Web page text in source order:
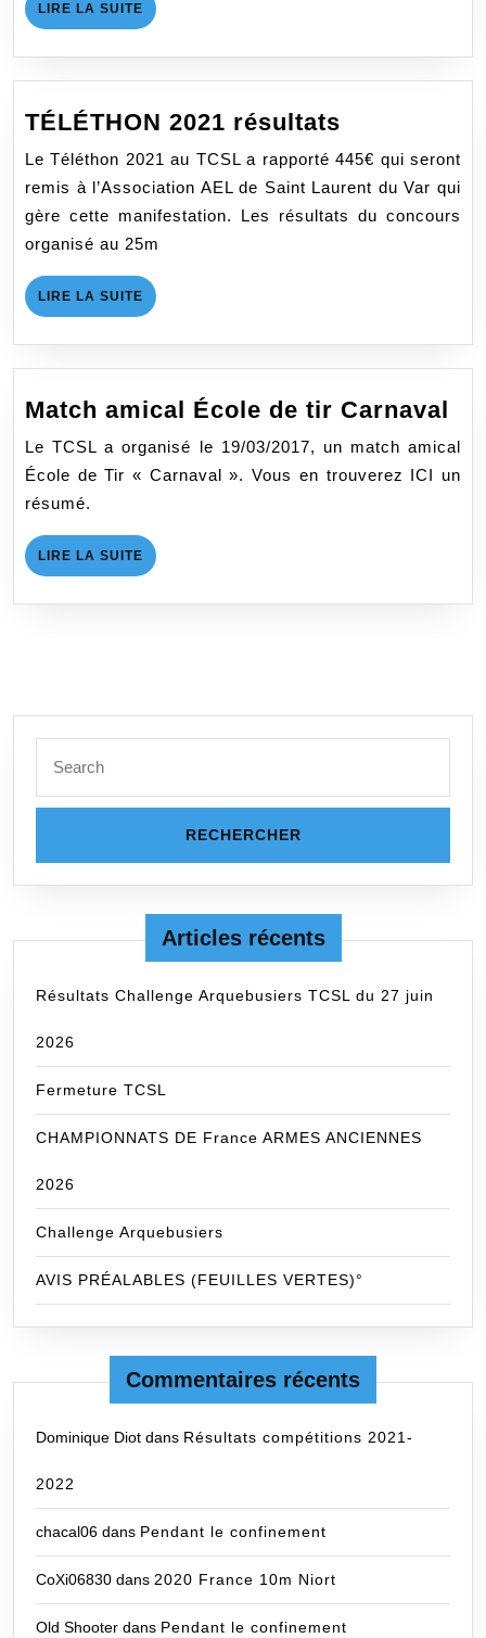
LIRE LA SUITE LIRE
LA
TÉLÉTHON 2021 résultats
2021
résultats
Le Téléthon 2021 au TCSL a rapporté 445€ qui seront
remis à l’Association AEL de Saint Laurent du Var qui
gère cette manifestation. Les résultats du concours
organisé au 25m
LIRE LA SUITE LIRE
LA
Match amical École de tir Carnaval
Le TCSL a organisé le 19/03/2017, un match amical
École de Tir « Carnaval ». Vous en trouverez ICI un
résumé.
LIRE LA SUITE LIRE
LA
for:
Articles récents
Résultats Challenge Arquebusiers TCSL du 27 juin
2026
Fermeture TCSL
CHAMPIONNATS DE France ARMES ANCIENNES
2026
Challenge Arquebusiers
AVIS PRÉALABLES (FEUILLES VERTES)°
Commentaires récents
Dominique Diot dans Résultats compétitions 2021-
2022
chacal06 dans Pendant le confinement
CoXi06830 dans 2020 France 10m Niort
Old Shooter dans Pendant le confinement